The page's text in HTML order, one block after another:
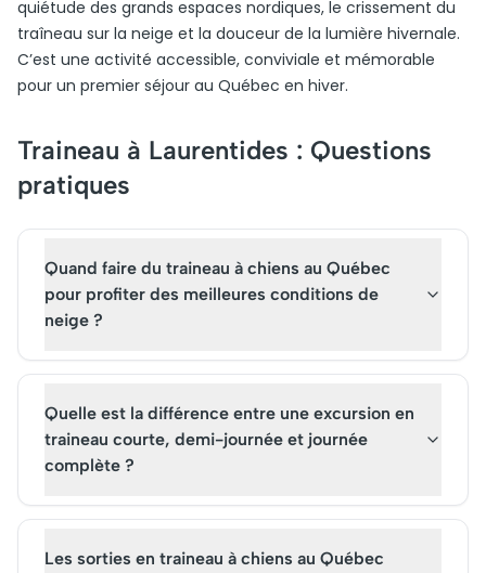
quiétude des grands espaces nordiques, le crissement du
traîneau sur la neige et la douceur de la lumière hivernale.
C’est une activité accessible, conviviale et mémorable
pour un premier séjour au Québec en hiver.
Traineau à Laurentides : Questions
pratiques
Quand faire du traineau à chiens au Québec
pour profiter des meilleures conditions de
neige ?
Quelle est la différence entre une excursion en
traineau courte, demi-journée et journée
complète ?
Les sorties en traineau à chiens au Québec